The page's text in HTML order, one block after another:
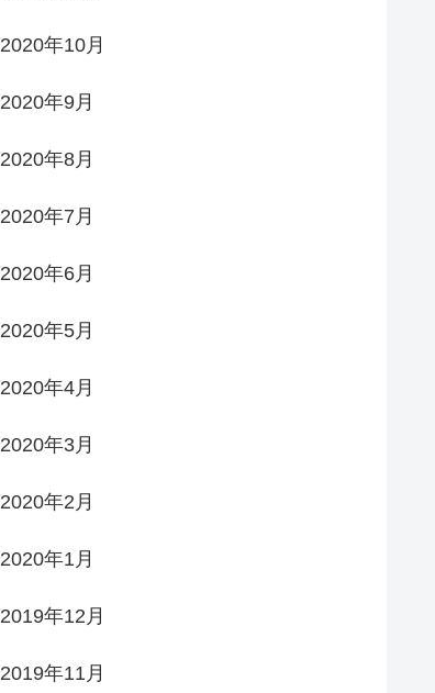
2020年10月
2020年9月
2020年8月
2020年7月
2020年6月
2020年5月
2020年4月
2020年3月
2020年2月
2020年1月
2019年12月
2019年11月